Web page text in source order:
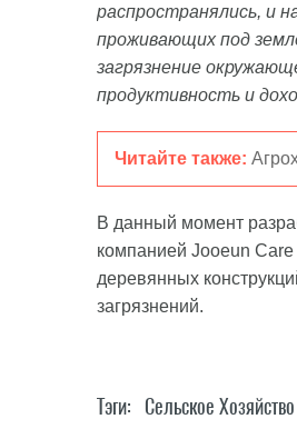
распространялись, и
проживающих под
загрязнение
продуктивность и
Читайте также:
В данный момент
компанией Jooeun
деревянных
загрязнений.
Тэги: Сельское Хозяйство